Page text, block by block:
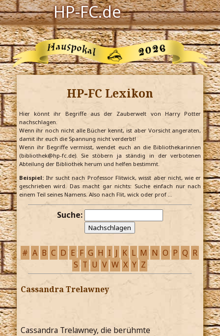
HP-FC.de
Navigation
Harry Potter
Der HP-FC
Hogwarts
Zauberwelt
Willkommen
Jetzt Fanclub-Mitglied werden!
HP-FC Lexikon
Hier könnt ihr Begriffe aus der Zauberwelt von Harry Potter
nachschlagen.
Wenn ihr noch nicht alle Bücher kennt, ist aber Vorsicht angeraten,
damit ihr euch die Spannung nicht verderbt!
Wenn ihr Begriffe vermisst, wendet euch an die Bibliothekarinnen
(bibliothek@hp-fc.de). Sie stöbern ja ständig in der verbotenen
Abteilung der Bibliothek herum und helfen bestimmt.
Beispiel:Ihr sucht nach Professor Flitwick, wisst aber nicht, wie er
geschrieben wird. Das macht gar nichts: Suche einfach nur nach
einem Teil seines Namens. Also nach Flit, wick oder prof …
Suche:
# A B C D E F G H I J K L M N O P Q R
S T U V W X Y Z
Cassandra Trelawney
Cassandra Trelawney, die berühmte